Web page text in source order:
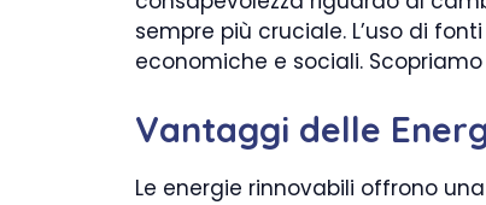
sempre più cruciale. L’uso di
economiche e sociali.
Vantaggi delle
Le energie rinnovabili offrono